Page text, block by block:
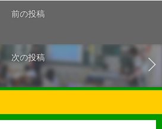
前の投稿
次の投稿